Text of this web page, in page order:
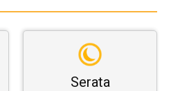
Serata